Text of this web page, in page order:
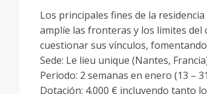
Los principales fines de la
amplíe las fronteras y los límites
cuestionar sus vínculos,
Sede: Le lieu unique (Nantes,
Periodo: 2 semanas en enero (13 –
Dotación: 4.000 € incluyendo tanto